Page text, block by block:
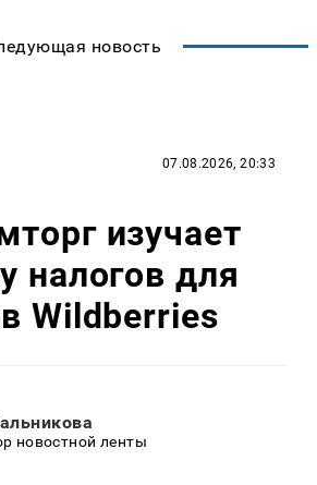
новость
07.08.2026, 20:33
изучает
налогов для
Wildberries
новостной ленты